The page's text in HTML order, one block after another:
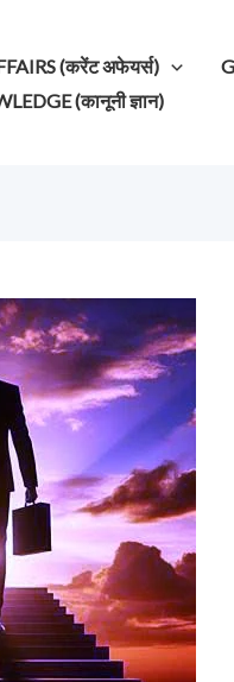
(करेंट अफेयर्स)
(कानूनी ज्ञान)